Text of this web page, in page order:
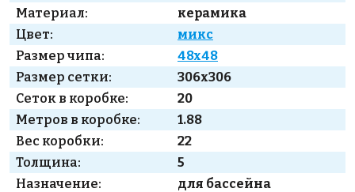
Материал:
керамика
Цвет:
микс
Размер чипа:
48x48
Размер сетки:
306x306
Сеток в коробке:
20
Метров в коробке:
1.88
Вес коробки:
22
Толщина:
5
Назначение:
для бассейна